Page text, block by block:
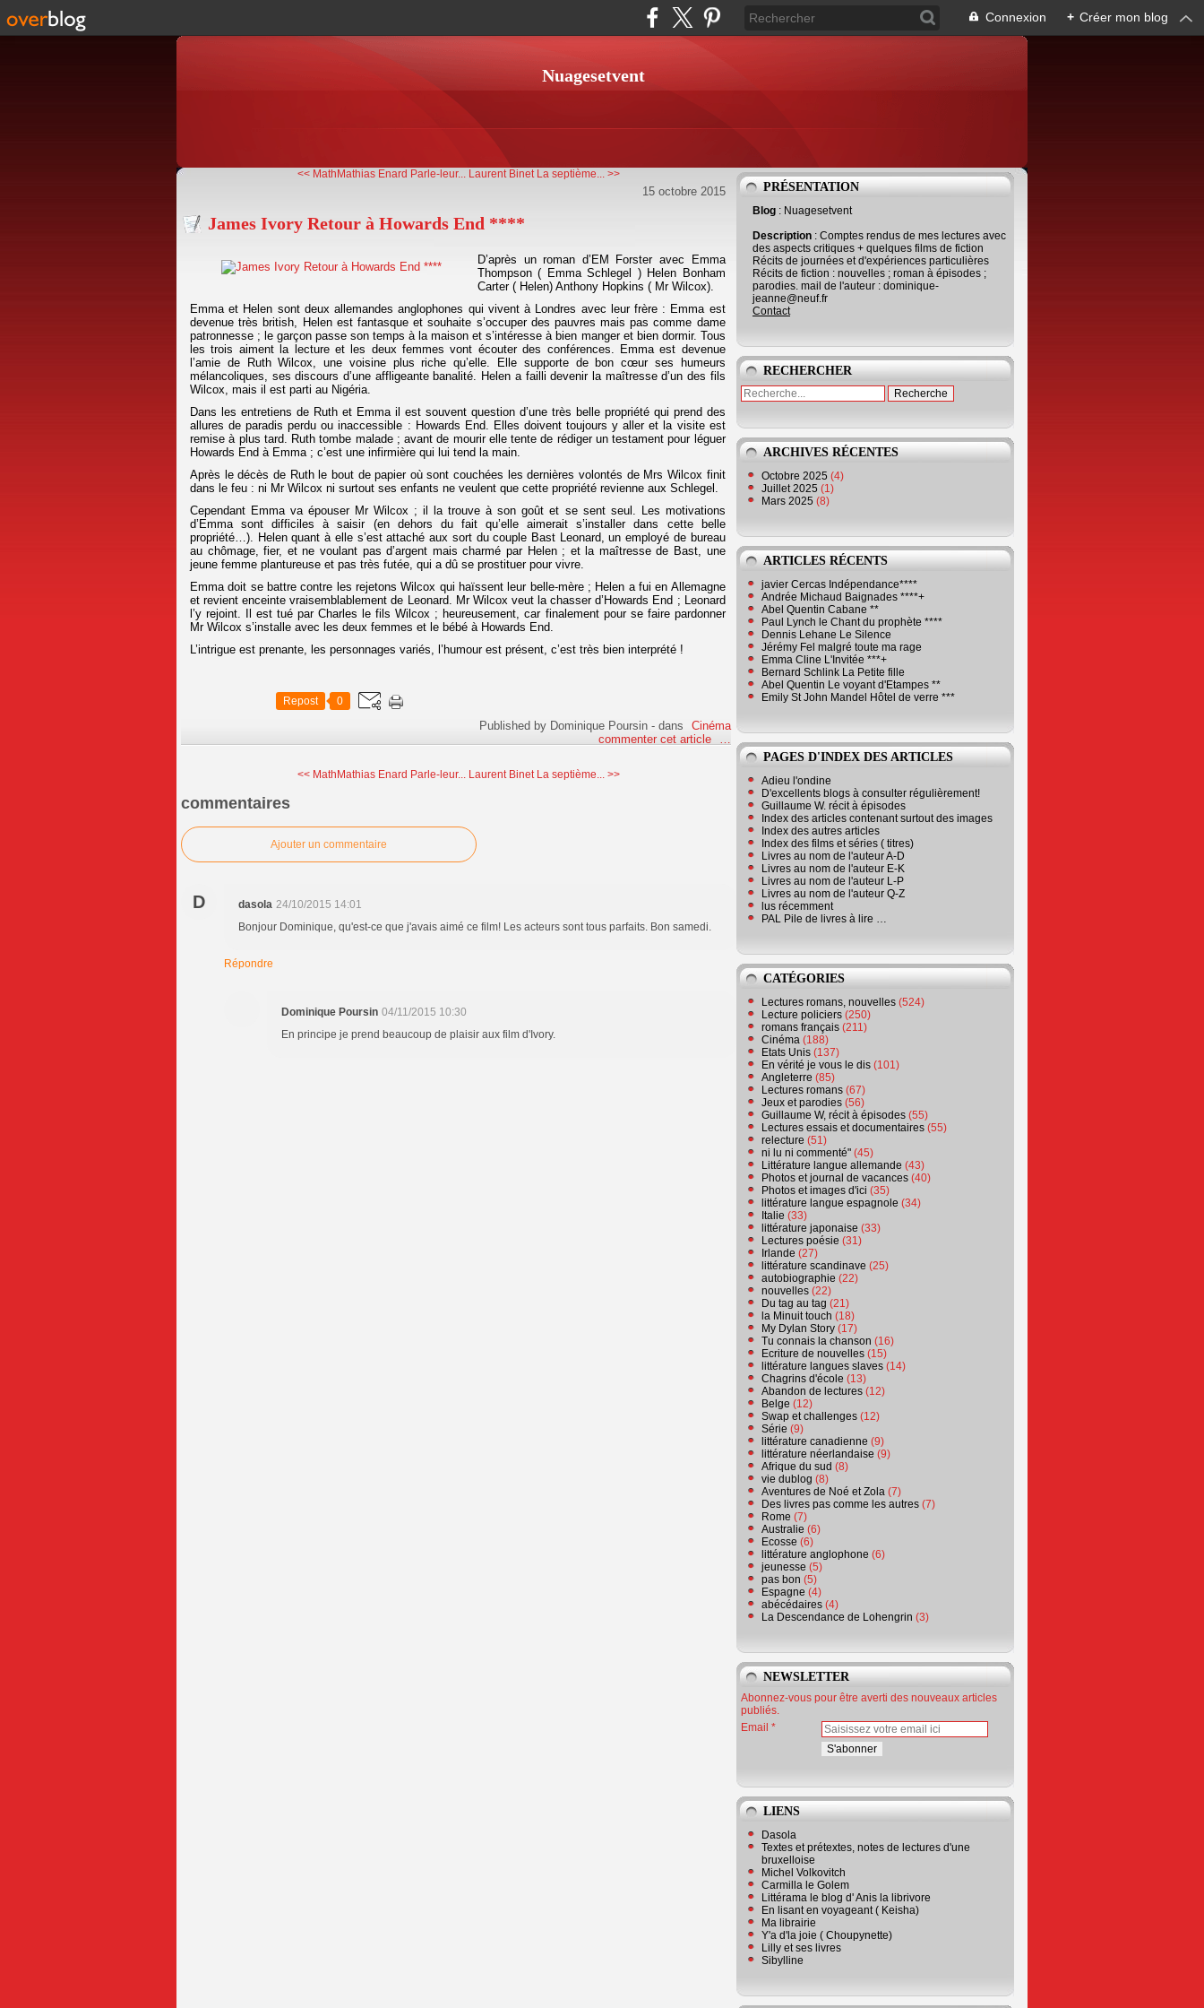
Connexion + Créer mon blog
Nuagesetvent
<< MathMathias Enard Parle-leur... Laurent Binet La septième... >>
15 octobre 2015
James Ivory Retour à Howards End ****
D’après un roman d’EM Forster avec Emma
Thompson ( Emma Schlegel ) Helen Bonham
Carter ( Helen) Anthony Hopkins ( Mr Wilcox).
Emma et Helen sont deux allemandes anglophones qui vivent à Londres avec leur frère : Emma est
devenue très british, Helen est fantasque et souhaite s’occuper des pauvres mais pas comme dame
patronnesse ; le garçon passe son temps à la maison et s’intéresse à bien manger et bien dormir. Tous
les trois aiment la lecture et les deux femmes vont écouter des conférences. Emma est devenue
l’amie de Ruth Wilcox, une voisine plus riche qu’elle. Elle supporte de bon cœur ses humeurs
mélancoliques, ses discours d’une affligeante banalité. Helen a failli devenir la maîtresse d’un des fils
Wilcox, mais il est parti au Nigéria.
Dans les entretiens de Ruth et Emma il est souvent question d’une très belle propriété qui prend des
allures de paradis perdu ou inaccessible : Howards End. Elles doivent toujours y aller et la visite est
remise à plus tard. Ruth tombe malade ; avant de mourir elle tente de rédiger un testament pour léguer
Howards End à Emma ; c’est une infirmière qui lui tend la main.
Après le décès de Ruth le bout de papier où sont couchées les dernières volontés de Mrs Wilcox finit
dans le feu : ni Mr Wilcox ni surtout ses enfants ne veulent que cette propriété revienne aux Schlegel.
Cependant Emma va épouser Mr Wilcox ; il la trouve à son goût et se sent seul. Les motivations
d’Emma sont difficiles à saisir (en dehors du fait qu’elle aimerait s’installer dans cette belle
propriété…). Helen quant à elle s’est attaché aux sort du couple Bast Leonard, un employé de bureau
au chômage, fier, et ne voulant pas d’argent mais charmé par Helen ; et la maîtresse de Bast, une
jeune femme plantureuse et pas très futée, qui a dû se prostituer pour vivre.
Emma doit se battre contre les rejetons Wilcox qui haïssent leur belle-mère ; Helen a fui en Allemagne
et revient enceinte vraisemblablement de Leonard. Mr Wilcox veut la chasser d’Howards End ; Leonard
l’y rejoint. Il est tué par Charles le fils Wilcox ; heureusement, car finalement pour se faire pardonner
Mr Wilcox s’installe avec les deux femmes et le bébé à Howards End.
L’intrigue est prenante, les personnages variés, l’humour est présent, c’est très bien interprété !
Repost 0
Published by Dominique Poursin -dans
Cinéma
commenter cet article
…
<< MathMathias Enard Parle-leur... Laurent Binet La septième... >>
commentaires
Ajouter un commentaire
D dasola 24/10/2015 14:01
Bonjour Dominique, qu'est-ce que j'avais aimé ce film! Les acteurs sont tous parfaits. Bon samedi.
Répondre
Dominique Poursin 04/11/2015 10:30
En principe je prend beaucoup de plaisir aux film d'Ivory.
PRÉSENTATION
Blog : Nuagesetvent
Description : Comptes rendus de mes lectures avec
des aspects critiques + quelques films de fiction
Récits de journées et d'expériences particulières
Récits de fiction : nouvelles ; roman à épisodes ;
parodies. mail de l'auteur : dominique-
jeanne@neuf.fr
Contact
RECHERCHER
ARCHIVES RÉCENTES
Octobre 2025 (4)
Juillet 2025 (1)
Mars 2025 (8)
ARTICLES RÉCENTS
javier Cercas Indépendance****
Andrée Michaud Baignades ****+
Abel Quentin Cabane **
Paul Lynch le Chant du prophète ****
Dennis Lehane Le Silence
Jérémy Fel malgré toute ma rage
Emma Cline L'Invitée ***+
Bernard Schlink La Petite fille
Abel Quentin Le voyant d'Etampes **
Emily St John Mandel Hôtel de verre ***
PAGES D'INDEX DES ARTICLES
Adieu l'ondine
D'excellents blogs à consulter régulièrement!
Guillaume W. récit à épisodes
Index des articles contenant surtout des images
Index des autres articles
Index des films et séries ( titres)
Livres au nom de l'auteur A-D
Livres au nom de l'auteur E-K
Livres au nom de l'auteur L-P
Livres au nom de l'auteur Q-Z
lus récemment
PAL Pile de livres à lire …
CATÉGORIES
Lectures romans, nouvelles (524)
Lecture policiers (250)
romans français (211)
Cinéma (188)
Etats Unis (137)
En vérité je vous le dis (101)
Angleterre (85)
Lectures romans (67)
Jeux et parodies (56)
Guillaume W, récit à épisodes (55)
Lectures essais et documentaires (55)
relecture (51)
ni lu ni commenté" (45)
Littérature langue allemande (43)
Photos et journal de vacances (40)
Photos et images d'ici (35)
littérature langue espagnole (34)
Italie (33)
littérature japonaise (33)
Lectures poésie (31)
Irlande (27)
littérature scandinave (25)
autobiographie (22)
nouvelles (22)
Du tag au tag (21)
la Minuit touch (18)
My Dylan Story (17)
Tu connais la chanson (16)
Ecriture de nouvelles (15)
littérature langues slaves (14)
Chagrins d'école (13)
Abandon de lectures (12)
Belge (12)
Swap et challenges (12)
Série (9)
littérature canadienne (9)
littérature néerlandaise (9)
Afrique du sud (8)
vie dublog (8)
Aventures de Noé et Zola (7)
Des livres pas comme les autres (7)
Rome (7)
Australie (6)
Ecosse (6)
littérature anglophone (6)
jeunesse (5)
pas bon (5)
Espagne (4)
abécédaires (4)
La Descendance de Lohengrin (3)
NEWSLETTER
Abonnez-vous pour être averti des nouveaux articles
publiés.
Email
LIENS
Dasola
Textes et prétextes, notes de lectures d'une
bruxelloise
Michel Volkovitch
Carmilla le Golem
Littérama le blog d' Anis la librivore
En lisant en voyageant ( Keisha)
Ma librairie
Y'a d'la joie ( Choupynette)
Lilly et ses livres
Sibylline